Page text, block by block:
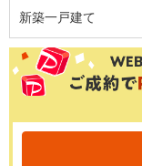
新築一戸建て